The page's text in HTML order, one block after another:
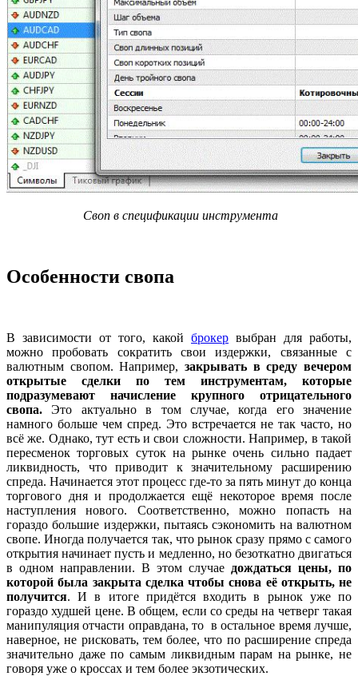
Своп в спецификации инструмента
Особенности свопа
В зависимости от того, какой брокер выбран для работы,
можно пробовать сократить свои издержки, связанные с
валютным свопом. Например, закрывать в среду вечером
открытые сделки по тем инструментам, которые
подразумевают начисление крупного отрицательного
свопа. Это актуально в том случае, когда его значение
намного больше чем спред. Это встречается не так часто, но
всё же. Однако, тут есть и свои сложности. Например, в такой
пересменок торговых суток на рынке очень сильно падает
ликвидность, что приводит к значительному расширению
спреда. Начинается этот процесс где-то за пять минут до конца
торгового дня и продолжается ещё некоторое время после
наступления нового. Соответственно, можно попасть на
гораздо большие издержки, пытаясь сэкономить на валютном
свопе. Иногда получается так, что рынок сразу прямо с самого
открытия начинает пусть и медленно, но безоткатно двигаться
в одном направлении. В этом случае дождаться цены, по
которой была закрыта сделка чтобы снова её открыть, не
получится. И в итоге придётся входить в рынок уже по
гораздо худшей цене. В общем, если со среды на четверг такая
манипуляция отчасти оправдана, то в остальное время лучше,
наверное, не рисковать, тем более, что по расширение спреда
значительно даже по самым ликвидным парам на рынке, не
говоря уже о кроссах и тем более экзотических.